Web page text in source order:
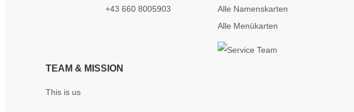
+43 660 8005903
TEAM & MISSION
This is us
Alle Namenskarten
Alle Menükarten